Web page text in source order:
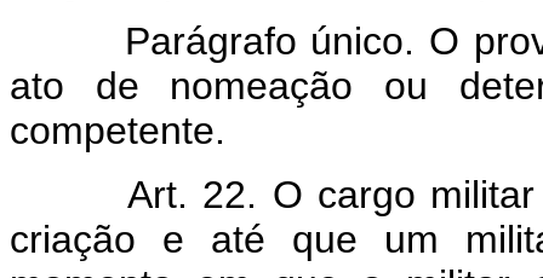
Parágrafo único. O
ato de nomeação ou
competente.
Art. 22. O cargo
criação e até que um